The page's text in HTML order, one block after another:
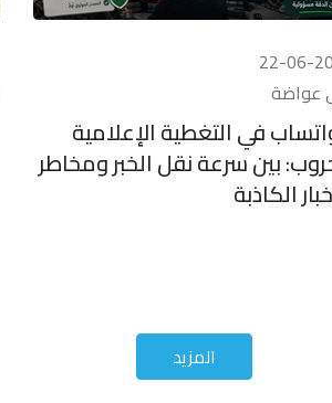
22-06-
عواضة
في التغطية الإعلامية
بين سرعة نقل الخبر ومخاطر
الكاذبة
المزيد